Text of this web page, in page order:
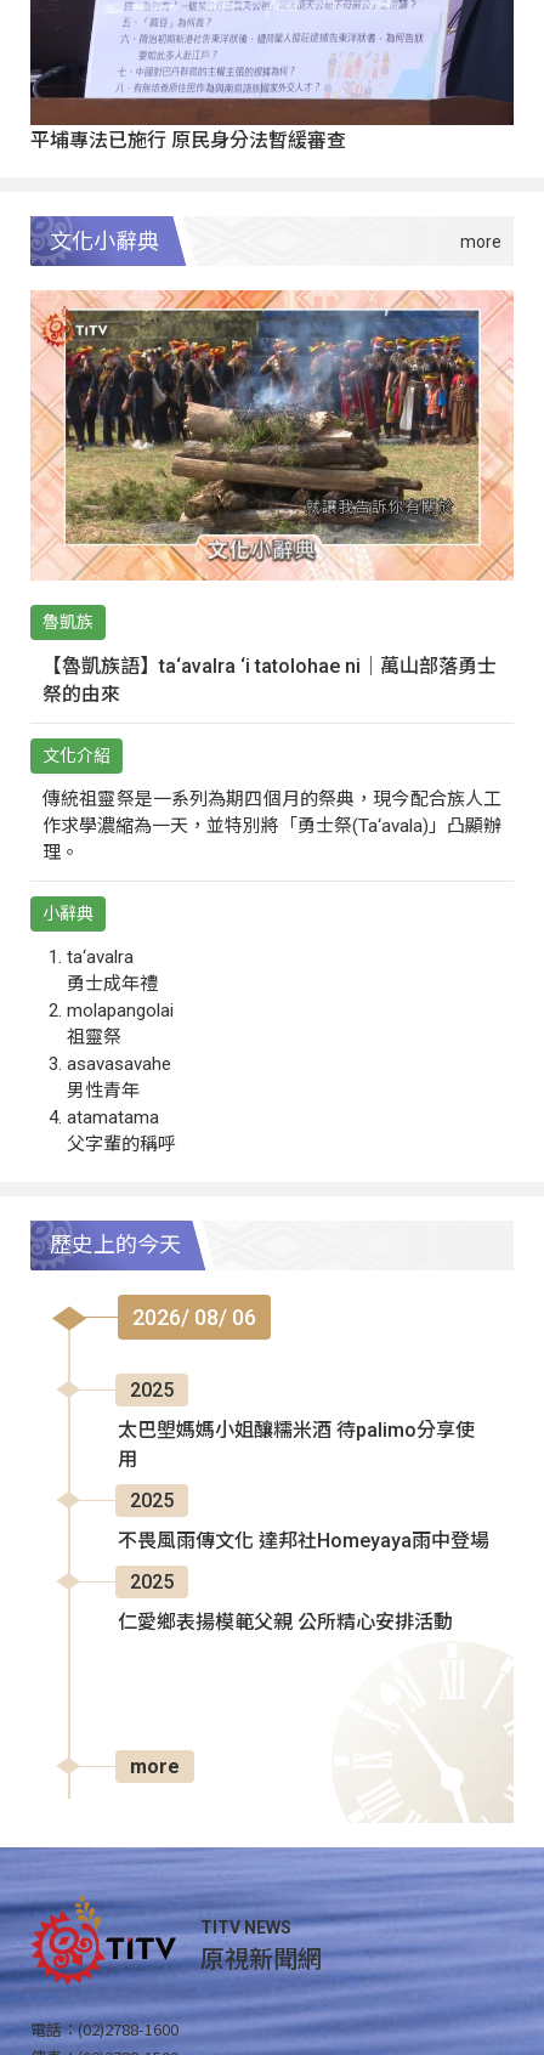
平埔專法已施行 原民身分法暫緩審查
文化小辭典
魯凱族
【魯凱族語】ta‘avalra ‘i tatolohae ni｜萬山部落勇士
祭的由來
文化介紹
傳統祖靈祭是一系列為期四個月的祭典，現今配合族人工
作求學濃縮為一天，並特別將「勇士祭(Ta‘avala)」凸顯辦
理。
小辭典
ta‘avalra
勇士成年禮
molapangolai
祖靈祭
asavasavahe
男性青年
atamatama
父字輩的稱呼
歷史上的今天
2026/ 08/ 06
2025
太巴塱媽媽小姐釀糯米酒 待palimo分享使
用
2025
不畏風雨傳文化 達邦社Homeyaya雨中登場
2025
仁愛鄉表揚模範父親 公所精心安排活動
more
TITV NEWS
原視新聞網
電話：(02)2788-1600